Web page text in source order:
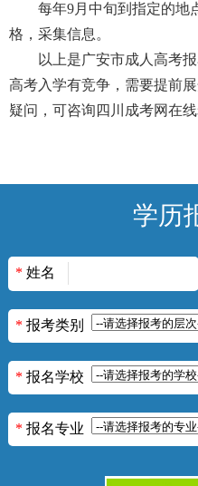
每年9月中旬到指定的地
格，采集信息。
以上是广安市成人高考
高考入学有竞争，需要提前展
疑问，可咨询四川成考网在线
学历
* 姓名
* 报考类别
* 报名学校
* 报名专业